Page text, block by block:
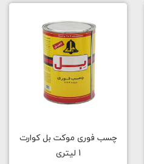
چسب فوری موکت بل کوارت
1 لیتری